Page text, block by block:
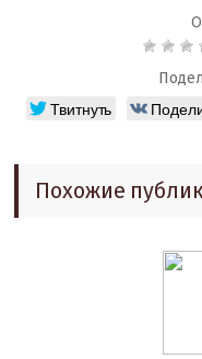
Твитнуть
Похожие